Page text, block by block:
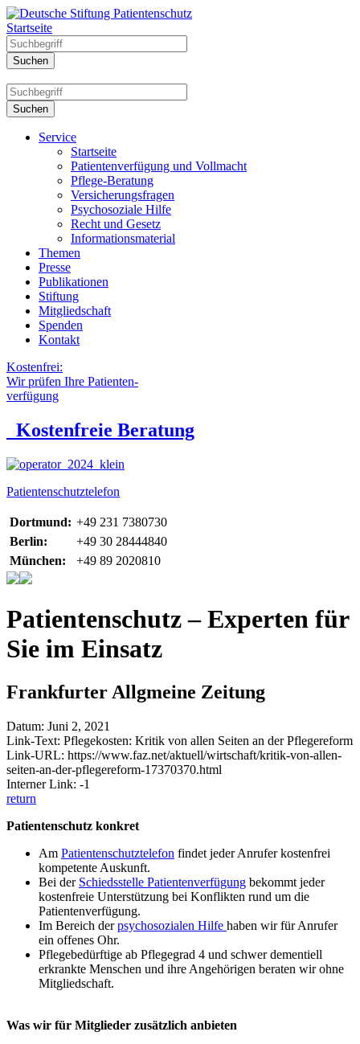
Startseite
Service
Startseite
Patientenverfügung und Vollmacht
Pflege-Beratung
Versicherungsfragen
Psychosoziale Hilfe
Recht und Gesetz
Informationsmaterial
Themen
Presse
Publikationen
Stiftung
Mitgliedschaft
Spenden
Kontakt
Kostenfrei:
Wir prüfen Ihre Patienten-
verfügung
Kostenfreie Beratung
Patientenschutztelefon
Dortmund: +49 231 7380730
Berlin:
+49 30 28444840
München:
+49 89 2020810
Patientenschutz – Experten für
Sie im Einsatz
Frankfurter Allgmeine Zeitung
Datum: Juni 2, 2021
Link-Text: Pflegekosten: Kritik von allen Seiten an der Pflegereform
Link-URL: https://www.faz.net/aktuell/wirtschaft/kritik-von-allen-
seiten-an-der-pflegereform-17370370.html
Interner Link: -1
return
Patientenschutz konkret
Am Patientenschutztelefon findet jeder Anrufer kostenfrei
kompetente Auskunft.
Bei der Schiedsstelle Patientenverfügung bekommt jeder
kostenfreie Unterstützung bei Konflikten rund um die
Patientenverfügung.
Im Bereich derpsychosozialen Hilfe haben wir für Anrufer
ein offenes Ohr.
Pflegebedürftige ab Pflegegrad 4 und schwer dementiell
erkrankte Menschen und ihre Angehörigen beraten wir ohne
Mitgliedschaft.
Was wir für Mitglieder zusätzlich anbieten